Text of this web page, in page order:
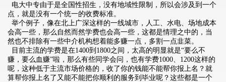
电大中专由于是全国性招生，没有地域性限制，所以会涉及到一个
点，就是没有一个统一的收费标准。
举个例子，像在北上广深这样的一线城市，人工、水电、场地成本
会高一些，那么自然而然学费也会高一些，这都是情理之中的，当
然也不排除有一些中介机构想着能多赚一点，多割一点韭菜。
目前主流的学费是在1400到1800之间，太高的明显就是“要么不
赚，要么血赚”啦，那么有些同学会问，也有学费1000、1200这样的
呢，这种低于主流市场价格的，收了你的钱能不能帮你报上名？就
算帮你报上名了又能不能把你顺利的服务到毕业呢？这些都是一个